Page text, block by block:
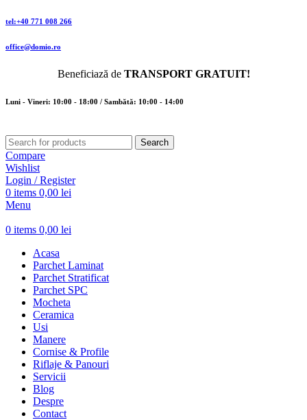
tel:+40 771 008 266
office@domio.ro
Beneficiază de TRANSPORT GRATUIT!
Luni - Vineri: 10:00 - 18:00 / Sambătă: 10:00 - 14:00
Search
Compare
Wishlist
Login / Register
0 items 0,00 lei
Menu
0 items 0,00 lei
Acasa
Parchet Laminat
Parchet Stratificat
Parchet SPC
Mocheta
Ceramica
Usi
Manere
Cornise & Profile
Riflaje & Panouri
Servicii
Blog
Despre
Contact